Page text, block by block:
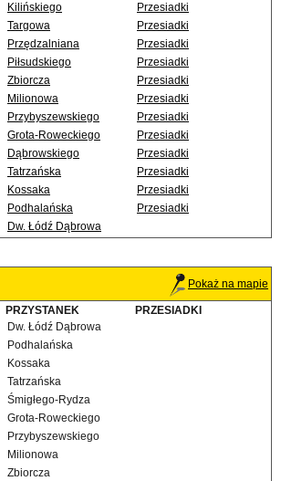
Kilińskiego
Przesiadki
Targowa
Przesiadki
Przędzalniana
Przesiadki
Piłsudskiego
Przesiadki
Zbiorcza
Przesiadki
Milionowa
Przesiadki
Przybyszewskiego
Przesiadki
Grota-Roweckiego
Przesiadki
Dąbrowskiego
Przesiadki
Tatrzańska
Przesiadki
Kossaka
Przesiadki
Podhalańska
Przesiadki
Dw. Łódź Dąbrowa
Pokaż na mapie
PRZYSTANEK
PRZESIADKI
Dw. Łódź Dąbrowa
Podhalańska
Kossaka
Tatrzańska
Śmigłego-Rydza
Grota-Roweckiego
Przybyszewskiego
Milionowa
Zbiorcza